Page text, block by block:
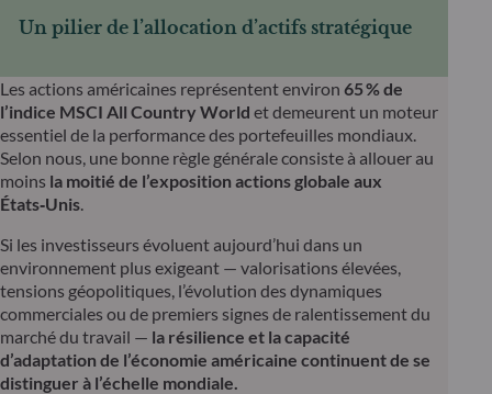
Un pilier de l’allocation d’actifs stratégique
Les actions américaines représentent environ 65% de
l’indice MSCI All Country World et demeurent un moteur
essentiel de la performance des portefeuilles mondiaux.
Selon nous, une bonne règle générale consiste à allouer au
moins la moitié de l’exposition actions globale aux
États‑Unis.
Si les investisseurs évoluent aujourd’hui dans un
environnement plus exigeant — valorisations élevées,
tensions géopolitiques, l’évolution des dynamiques
commerciales ou de premiers signes de ralentissement du
marché du travail — la résilience et la capacité
d’adaptation de l’économie américaine continuent de se
distinguer à l’échelle mondiale.